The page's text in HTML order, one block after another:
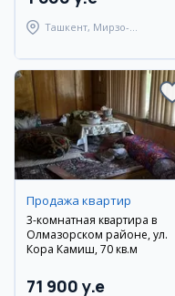
Ташкент, Мирзо-
Продажа квартир
3-комнатная квартира в
Олмазорском районе, ул.
Кора Камиш, 70 кв.м
71 900 y.e